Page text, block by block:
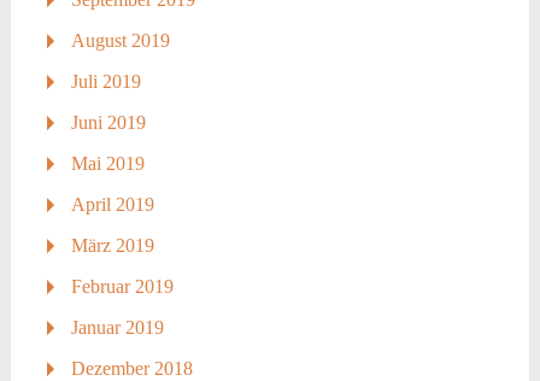
August 2019
Juli 2019
Juni 2019
Mai 2019
April 2019
März 2019
Februar 2019
Januar 2019
Dezember 2018